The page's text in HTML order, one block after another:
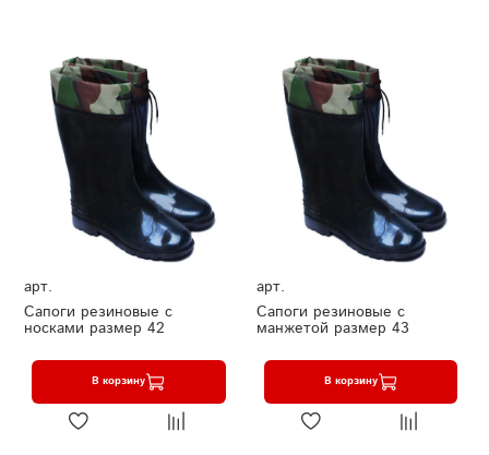
арт.
Сапоги резиновые с
носками размер 42
В корзину
арт.
Сапоги резиновые с
манжетой размер 43
В корзину